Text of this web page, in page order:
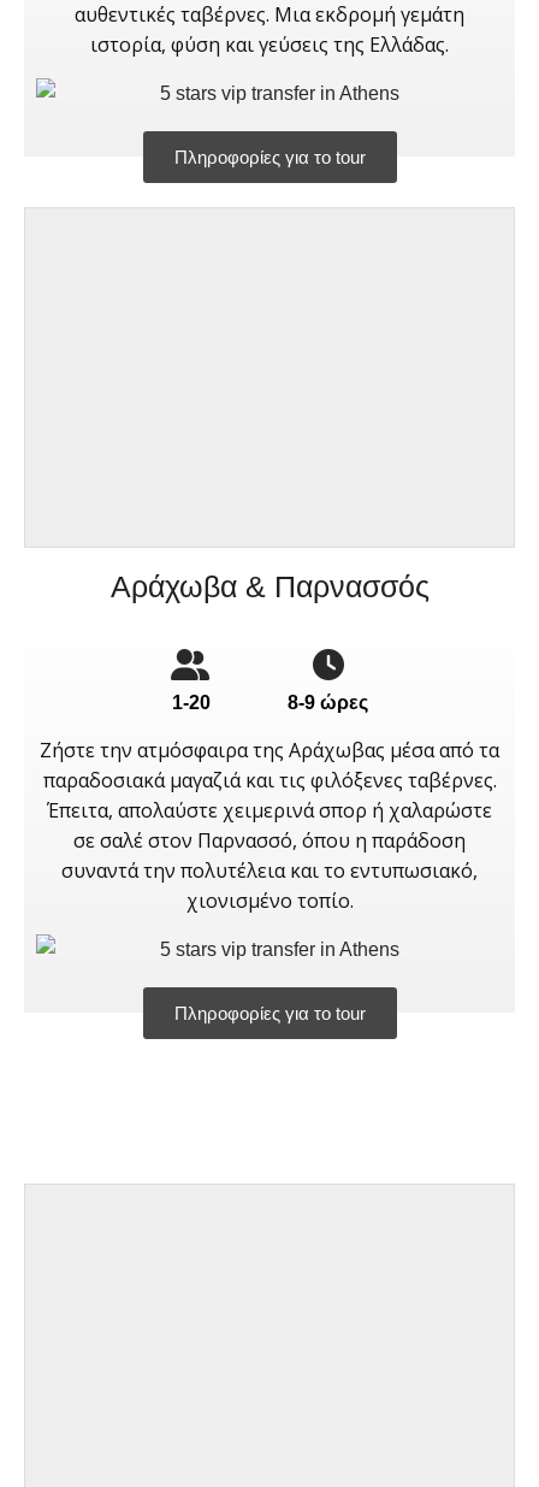
αυθεντικές ταβέρνες. Μια εκδρομή γεμάτη
ιστορία, φύση και γεύσεις της Ελλάδας.
Πληροφορίες για το tour
Αράχωβα & Παρνασσός
1-20 8-9 ώρες
Ζήστε την ατμόσφαιρα της Αράχωβας μέσα από τα
παραδοσιακά μαγαζιά και τις φιλόξενες ταβέρνες.
Έπειτα, απολαύστε χειμερινά σπορ ή χαλαρώστε
σε σαλέ στον Παρνασσό, όπου η παράδοση
συναντά την πολυτέλεια και το εντυπωσιακό,
χιονισμένο τοπίο.
Πληροφορίες για το tour